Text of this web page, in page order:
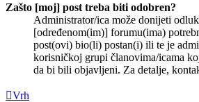
Zašto [moj] post treba biti odobren?
Administrator/ica može donijeti
[određenom(im)] forumu(ima)
post(ovi) bio(li) postan(i) ili te je
korisničkoj grupi članovima/icama
da bi bili objavljeni. Za detalje,
Vrh